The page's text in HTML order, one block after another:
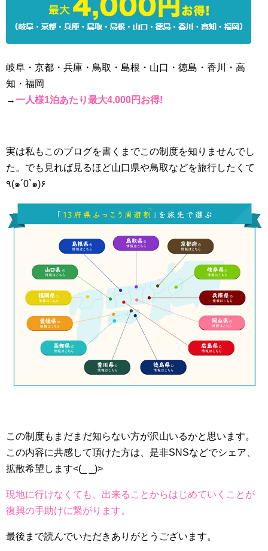
岐阜・京都・兵庫・鳥取・島根・山口・徳島・香川・高
知・福岡
→一人様1泊あたり最大4,000円お得!
実は私もこのブログを書くまでこの制度を知りませんでし
た。でも見れば見るほど山口県や鳥取などを旅行したくて
٩(๑´0`๑)۶
この制度もまだまだ知らない方が沢山いるかと思います。
この内容に共感して頂けた方は、是非SNSなどでシェア、
拡散希望します<(_ _)>
現地に行けなくても、出来ることからはじめていくことが
復興の手助けに繋がります。
最後まで読んでいただきありがとうございます。